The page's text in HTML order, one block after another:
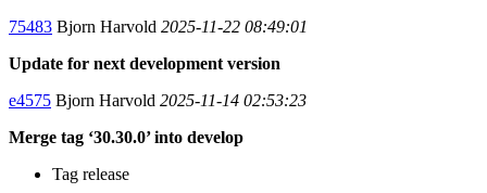
75483 Bjorn Harvold 2025-11-22 08:49:01
Update for next development version
e4575 Bjorn Harvold 2025-11-14 02:53:23
Merge tag ‘30.30.0’ into develop
Tag release